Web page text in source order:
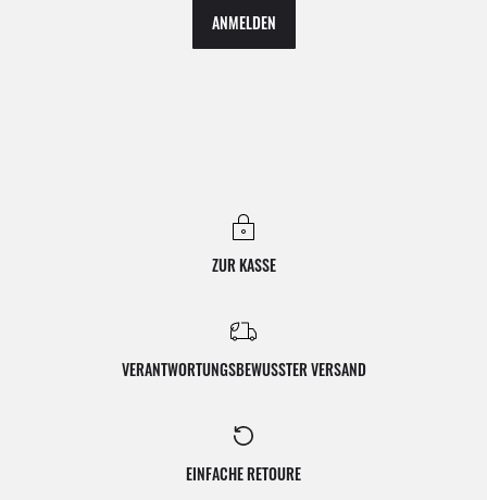
ANMELDEN
ZUR KASSE
VERANTWORTUNGSBEWUSSTER VERSAND
EINFACHE RETOURE